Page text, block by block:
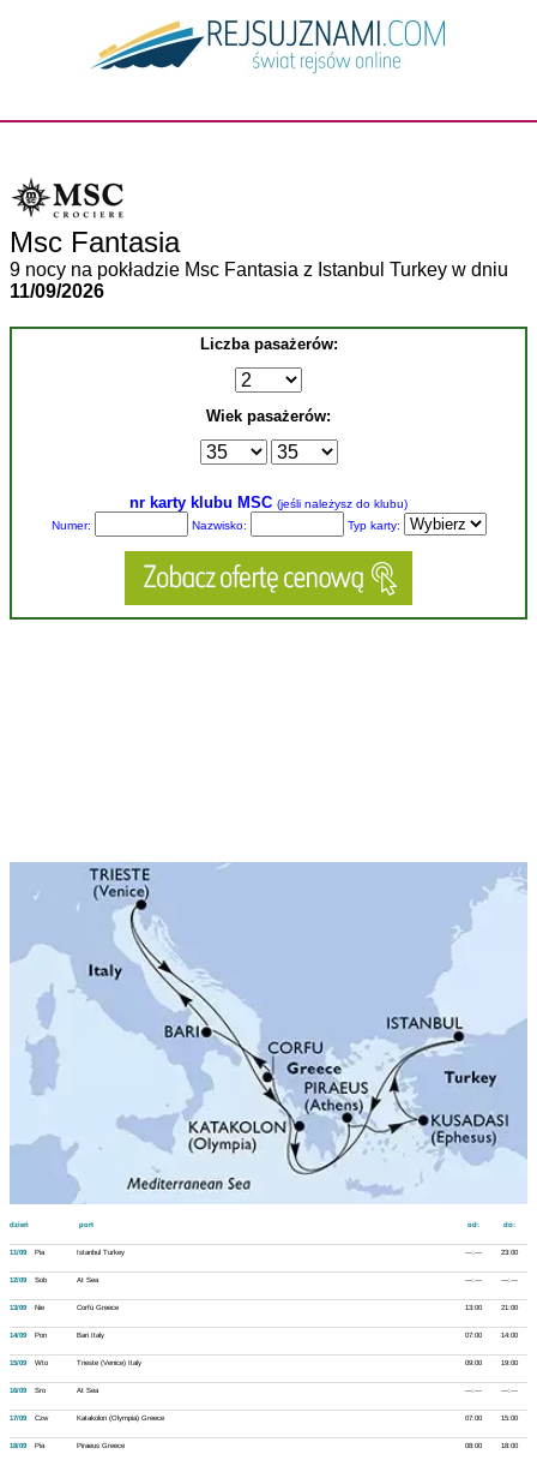
Msc Fantasia
9 nocy na pokładzie Msc Fantasia z Istanbul Turkey w dniu
11/09/2026
Liczba pasażerów:
Wiek pasażerów:
nr karty klubu MSC (jeśli należysz do klubu)
Numer:
Nazwisko: Typ karty:
dzień port do:
od:
23:00
---:---
11/09 Pia Istanbul Turkey
---:---
---:---
12/09 Sob At Sea
21:00
13:00
13/09 Nie Corfù Greece
14:00
07:00
14/09 Pon Bari Italy
19:00
09:00
15/09 Wto Trieste (Venice) Italy
---:---
---:---
16/09 Sro At Sea
15:00
07:00
17/09 Czw Katakolon (Olympia) Greece
18:00
08:00
18/09 Pia Piraeus Greece